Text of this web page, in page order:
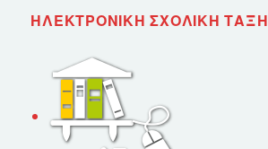
ΗΛΕΚΤΡΟΝΙΚΉ ΣΧΟΛΙΚΉ ΤΆΞΗ